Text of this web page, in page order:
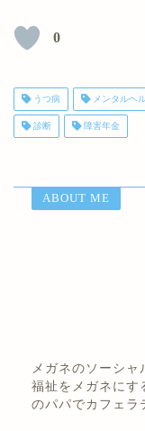
0
うつ病 メンタルヘ
診断 障害年金
ABOUT ME
メガネのソーシャ
福祉をメガネにす
のパパでカフェラ